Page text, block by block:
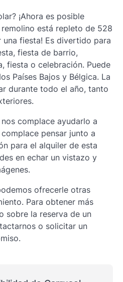
¡Ahora es posible
está repleto de 528
una fiesta! Es divertido para
fiesta de barrio,
fiesta o celebración. Puede
Países Bajos y Bélgica. La
durante todo el año, tanto
complace ayudarlo a
pensar junto a
para el alquiler de esta
en echar un vistazo y
ofrecerle otras
Para obtener más
sobre la reserva de un
o solicitar un